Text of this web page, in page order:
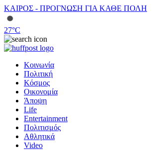
ΚΑΙΡΟΣ - ΠΡΟΓΝΩΣΗ ΓΙΑ ΚΑΘΕ ΠΟΛΗ
27°C
Κοινωνία
Πολιτική
Κόσμος
Οικονομία
Άποψη
Life
Entertainment
Πολιτισμός
Αθλητικά
Video